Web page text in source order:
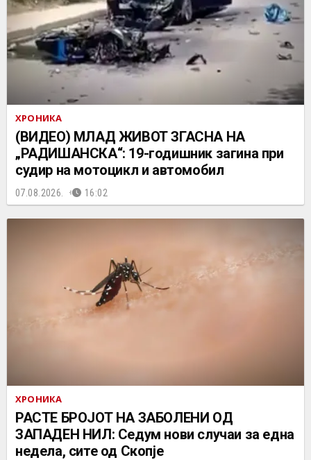
ХРОНИКА
(ВИДЕО) МЛАД ЖИВОТ ЗГАСНА НА
„РАДИШАНСКА“: 19-годишник загина при
судир на мотоцикл и автомобил
07.08.2026. 16:02
ХРОНИКА
РАСТЕ БРОЈОТ НА ЗАБОЛЕНИ ОД
ЗАПАДЕН НИЛ: Седум нови случаи за една
недела, сите од Скопје